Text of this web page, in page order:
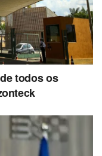
todos os